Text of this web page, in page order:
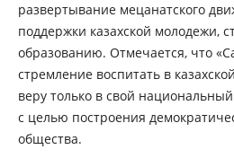
развертывание мецанатского
поддержки казахской молодежи,
образованию. Отмечается, что
стремление воспитать в
веру только в свой
с целью построения
общества.